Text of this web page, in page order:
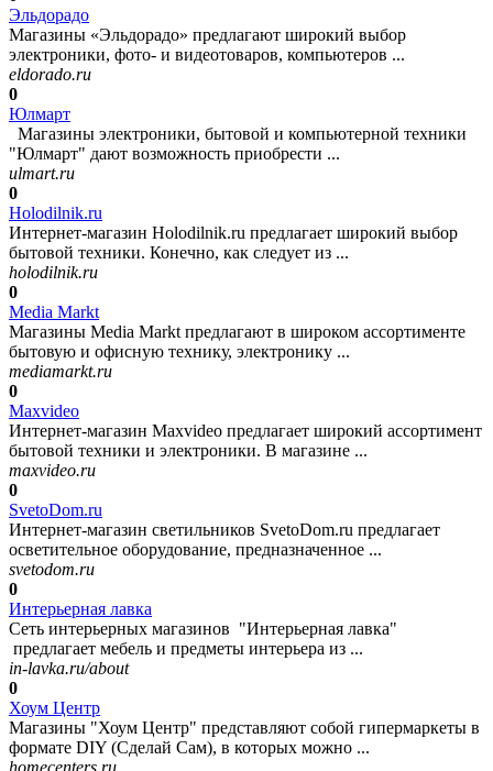
Эльдорадо
Магазины «Эльдорадо» предлагают широкий выбор
электроники, фото- и видеотоваров, компьютеров ...
eldorado.ru
0
Юлмарт
Магазины электроники, бытовой и компьютерной техники
"Юлмарт" дают возможность приобрести ...
ulmart.ru
0
Holodilnik.ru
Интернет-магазин Holodilnik.ru предлагает широкий выбор
бытовой техники. Конечно, как следует из ...
holodilnik.ru
0
Media Markt
Магазины Media Markt предлагают в широком ассортименте
бытовую и офисную технику, электронику ...
mediamarkt.ru
0
Maxvideo
Интернет-магазин Maxvideo предлагает широкий ассортимент
бытовой техники и электроники. В магазине ...
maxvideo.ru
0
SvetoDom.ru
Интернет-магазин светильников SvetoDom.ru предлагает
осветительное оборудование, предназначенное ...
svetodom.ru
0
Интерьерная лавка
Сеть интерьерных магазинов "Интерьерная лавка"
предлагает мебель и предметы интерьера из ...
in-lavka.ru/about
0
Хоум Центр
Магазины "Хоум Центр" представляют собой гипермаркеты в
формате DIY (Сделай Сам), в которых можно ...